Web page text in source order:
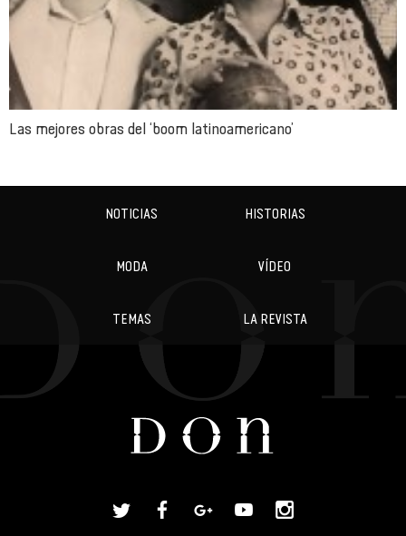
Las mejores obras del ‘boom latinoamericano’
NOTICIAS HISTORIAS
MODA VÍDEO
TEMAS LA REVISTA